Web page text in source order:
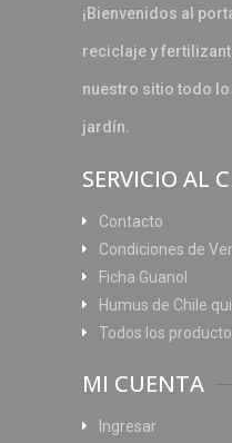
¡Bienvenidos al
reciclaje y
nuestro sitio todo
jardín.
SERVICIO AL
Contacto
Condiciones de
Ficha Guanol
Humus de Chile
Todos los
MI CUENTA
Ingresar